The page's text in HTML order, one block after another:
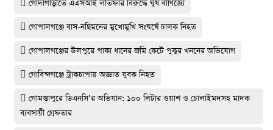
গোদাগাড়ীতে এএসআই লতিফার বিরুদ্ধে ঘুষ বাণিজ্যে
গোপালগঞ্জে বাস-নছিমনের মুখোমুখি সংঘর্ষে চালক নিহত
গোপালগঞ্জের উলপুরে পাকা ধানের জমি কেটে পুকুর খননের অভিযোগ
গোবিন্দগঞ্জে ট্রাকচাপায় অজ্ঞাত যুবক নিহত
গোমস্তাপুরে ডিএনসি’র অভিযান: ১০০ লিটার ওয়াশ ও চোলাইমদসহ মাদক
ব্যবসায়ী গ্রেফতার